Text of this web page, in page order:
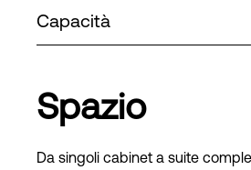
Capacità
Spazio
Da singoli cabinet a suite